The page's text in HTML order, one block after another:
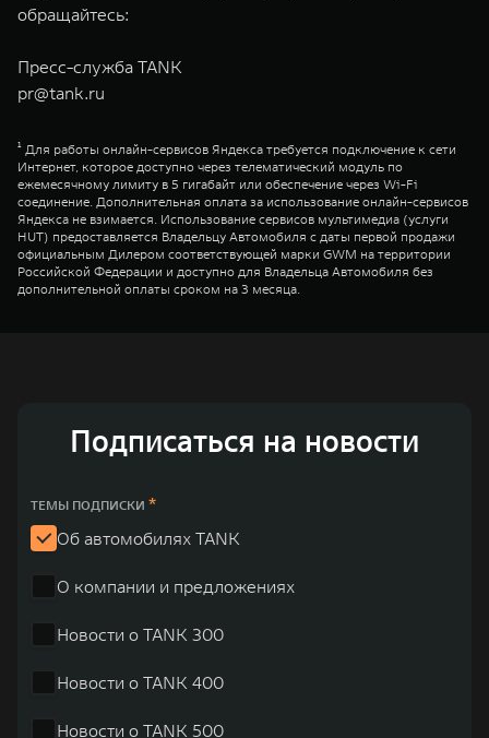
обращайтесь:
Пресс-служба TANK
pr@tank.ru
¹ Для работы онлайн-сервисов Яндекса требуется подключение к сети
Интернет, которое доступно через телематический модуль по
ежемесячному лимиту в 5 гигабайт или обеспечение через Wi-Fi
соединение. Дополнительная оплата за использование онлайн-сервисов
Яндекса не взимается. Использование сервисов мультимедиа (услуги
HUT) предоставляется Владельцу Автомобиля с даты первой продажи
официальным Дилером соответствующей марки GWM на территории
Российской Федерации и доступно для Владельца Автомобиля без
дополнительной оплаты сроком на 3 месяца.
Подписаться на новости
ТЕМЫ ПОДПИСКИ *
Об автомобилях TANK
О компании и предложениях
Новости о TANK 300
Новости о TANK 400
Новости о TANK 500